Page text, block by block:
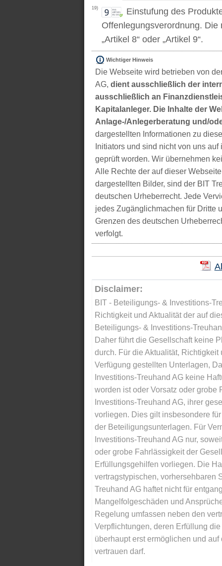
19)
Einstufung des
Offenlegungsverordnung. Die
„Artikel 8“ oder „Artikel 9“.
Wichtiger Hinweis
Die Webseite wird betrieben von
AG, dient ausschließlich der
ausschließlich an
Kapitalanleger. Die Inhalte der
Anlage-/Anlegerberatung und/
dargestellten Informationen zu
Initiators und sind nicht von uns
geprüft worden. Wir übernehmen
Alle Rechte der auf dieser
dargestellten Bilder, sind der BIT
deutschen Urheberrecht. Jede
jedes Zugänglichmachen für Dritte
Grenzen des deutschen
verfolgt.
Disclaimer:
BIT - Beteiligungs- & Investitions-
Richtigkeit und Aktualität der auf
Beteiligungs- & Investitions-
Daher führt die Gesellschaft keine
durch. Für die Aktualität,
Verfügung gestellten Unterlagen,
Investitions-Treuhand AG keine
worden ist oder Vorsatz oder
Investitions-Treuhand AG, ihrer
vorliegen. Dies gilt insbesondere
der Beteiligungsunterlagen. Für
Investitions-Treuhand AG nur,
oder grobe Fahrlässigkeit der
Erfüllungsgehilfen vorliegen. Die
vertragstypischen, vorhersehbaren
Treuhand AG haftet nicht für
Mangelfolgeschäden und
Regelung umfassen neben den
Verpflichtungen, deren Erfüllung
überhaupt erst ermöglichen und
vertrauen darf.